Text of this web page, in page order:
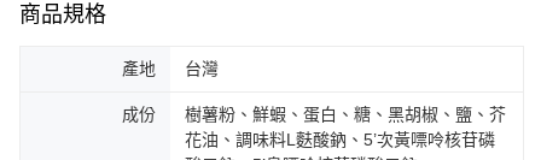
商品規格
產地 台灣
成份
樹薯粉、鮮蝦、蛋白、糖、黑胡椒、鹽、芥
花油、調味料L麩酸鈉、5’次黃嘌呤核苷磷